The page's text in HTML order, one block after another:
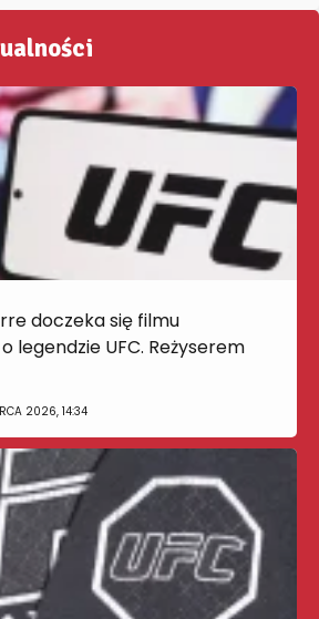
doczeka się filmu
legendzie UFC. Reżyserem
2026, 14:34